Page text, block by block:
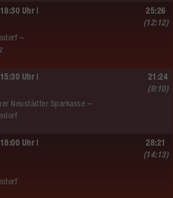
Uhr |
–
25:26
(12:12)
Uhr |
Neustädter Sparkasse –
21:24
(9:10)
Uhr |
28:21
(14:13)